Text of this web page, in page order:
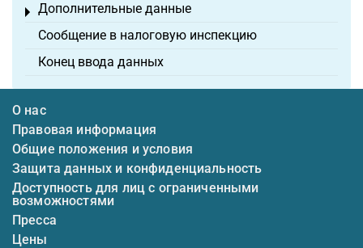
Дополнительные данные
Toggle menu
Сообщение в налоговую инспекцию
Конец ввода данных
О нас
Правовая информация
Общие положения и условия
Защита данных и конфиденциальность
Доступность для лиц с ограниченными
возможностями
Пресса
Цены